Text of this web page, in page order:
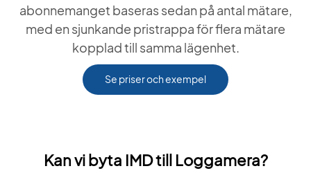
abonnemanget baseras sedan på antal mätare,
med en sjunkande pristrappa för flera mätare
kopplad till samma lägenhet.
Se priser och exempel
Kan vi byta IMD till Loggamera?